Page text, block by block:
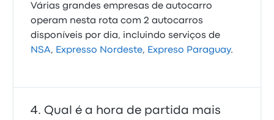
Várias grandes empresas de autocarro
operam nesta rota com 2 autocarros
disponíveis por dia, incluindo serviços de
NSA, Expresso Nordeste, Expreso Paraguay.
Qual é a hora de partida mais